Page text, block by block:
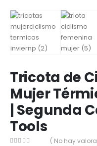
Tricota de
Mujer
| Segunda
Tools
( No hay